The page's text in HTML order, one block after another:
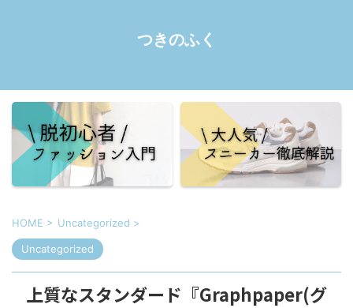
つきのふく
HOME > Uncategorized >
Uncategorized
上質なスタンダード『Graphpaper(グ